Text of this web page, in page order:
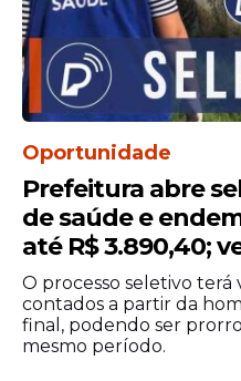
Oportunidade
Prefeitura abre
de saúde e
até R$ 3.890,40;
O processo seletivo terá
contados a partir da
final, podendo ser
mesmo período.